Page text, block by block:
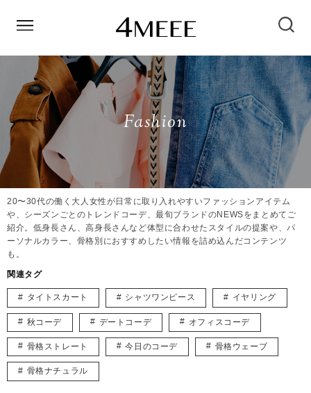
Fashion
20〜30代の働く大人女性が日常に取り入れやすいファッションアイテム
や、シーズンごとのトレンドコーデ、最旬ブランドのNEWSをまとめてご
紹介。低身長さん、高身長さんなど体型に合わせたスタイルの提案や、パ
ーソナルカラー、骨格別におすすめしたい情報を詰め込んだコンテンツ
も。
関連タグ
タイトスカート シャツワンピース イヤリング
秋コーデ デートコーデ オフィスコーデ
骨格ストレート 今日のコーデ 骨格ウェーブ
骨格ナチュラル